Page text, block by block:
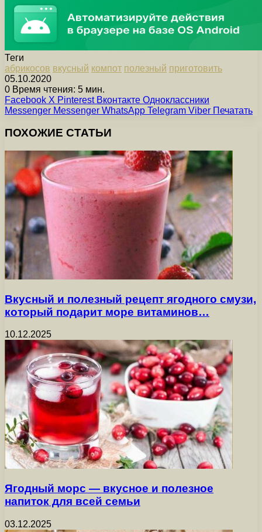
Теги
абрикосов вкусный компот полезный приготовить
05.10.2020
0 Время чтения: 5 мин.
Facebook X Pinterest Вконтакте Одноклассники
Messenger Messenger WhatsApp Telegram Viber Печатать
ПОХОЖИЕ СТАТЬИ
Вкусный и полезный рецепт ягодного смузи,
который подарит море витаминов…
10.12.2025
Ягодный морс — вкусное и полезное
напиток для всей семьи
03.12.2025